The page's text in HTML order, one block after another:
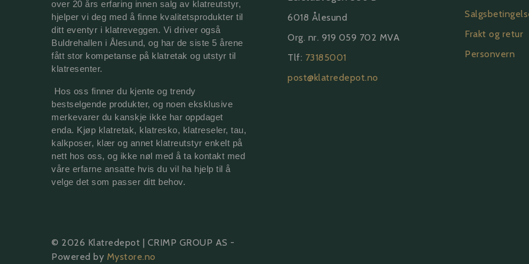
over 20 års erfaring innen salg av klatreutstyr,
hjelper vi deg med å finne kvalitetsprodukter til
ditt eventyr i klatreveggen. Vi driver også
Buldrehallen i Ålesund, og har de siste 5 årene
fått stor kompetanse på klatretak og utstyr til
klatresenter.
Hos oss finner du kjente og trendy
bestselgende produkter, og noen eksklusive
merkevarer du kanskje ikke har oppdaget
enda. Kjøp klatretak, klatresko, klatreseler, tau,
kalkposer, klær og annet klatreutstyr enkelt på
nett hos oss, og ikke nøl med å ta kontakt med
våre erfarne ansatte hvis du vil ha hjelp til å
velge det som passer ditt behov.
© 2026 Klatredepot | CRIMP GROUP AS -
Powered by Mystore.no
6018 Ålesund
Org. nr. 919 059 702 MVA
Tlf: 73185001
post@klatredepot.no
Frakt og retur
Personvern